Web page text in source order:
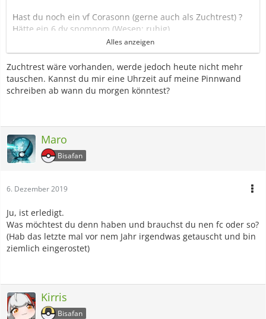
Hast du noch ein vf Corasonn (gerne auch als Zuchtrest) ?
Hätte ein 6 dv snomnom (Wesen: ruhig)
5 dv (Angriff fehlt) Snomnom (Wesen: scheu)
oder einen Silberkronkorken im Angebot.
Alles anzeigen
Zuchtrest wäre vorhanden, werde jedoch heute nicht mehr
tauschen. Kannst du mir eine Uhrzeit auf meine Pinnwand
schreiben ab wann du morgen könntest?
Maro
Bisafan
6. Dezember 2019
Ju, ist erledigt.
Was möchtest du denn haben und brauchst du nen fc oder so?
(Hab das letzte mal vor nem Jahr irgendwas getauscht und bin
ziemlich eingerostet)
Kirris
Bisafan